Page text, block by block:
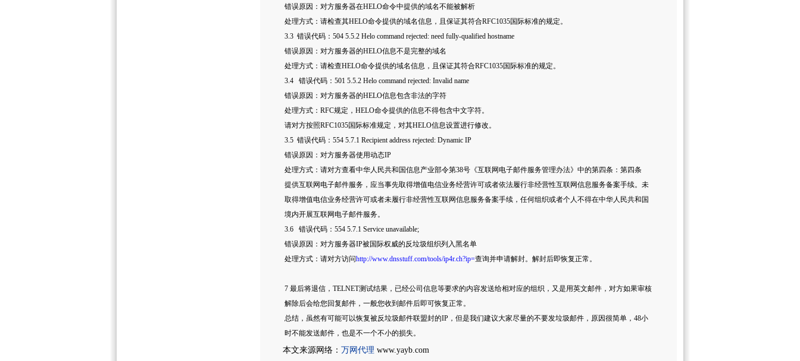
错误原因：对方服务器在HELO命令中提供的域名不能被解析
处理方式：请检查其HELO命令提供的域名信息，且保证其符合RFC1035国际标准的规定。
3.3 错误代码：504 5.5.2 Helo command rejected: need fully-qualified hostname
错误原因：对方服务器的HELO信息不是完整的域名
处理方式：请检查HELO命令提供的域名信息，且保证其符合RFC1035国际标准的规定。
3.4 错误代码：501 5.5.2 Helo command rejected: Invalid name
错误原因：对方服务器的HELO信息包含非法的字符
处理方式：RFC规定，HELO命令提供的信息不得包含中文字符。
请对方按照RFC1035国际标准规定，对其HELO信息设置进行修改。
3.5 错误代码：554 5.7.1 Recipient address rejected: Dynamic IP
错误原因：对方服务器使用动态IP
处理方式：请对方查看中华人民共和国信息产业部令第38号《互联网电子邮件服务管理办法》中的第四条：第四条
提供互联网电子邮件服务，应当事先取得增值电信业务经营许可或者依法履行非经营性互联网信息服务备案手续。未
取得增值电信业务经营许可或者未履行非经营性互联网信息服务备案手续，任何组织或者个人不得在中华人民共和国
境内开展互联网电子邮件服务。
3.6 错误代码：554 5.7.1 Service unavailable;
错误原因：对方服务器IP被国际权威的反垃圾组织列入黑名单
处理方式：请对方访问http://www.dnsstuff.com/tools/ip4r.ch?ip=查询并申请解封。解封后即恢复正常。
7 最后将退信，TELNET测试结果，已经公司信息等要求的内容发送给相对应的组织，又是用英文邮件，对方如果审核
解除后会给您回复邮件，一般您收到邮件后即可恢复正常。
总结，虽然有可能可以恢复被反垃圾邮件联盟封的IP，但是我们建议大家尽量的不要发垃圾邮件，原因很简单，48小
时不能发送邮件，也是不一个不小的损失。
本文来源网络： 万网代理 www.yayb.com